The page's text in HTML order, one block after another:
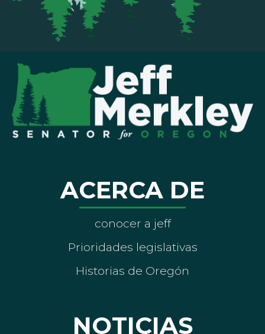
ACERCA DE
conocer a jeff
Prioridades legislativas
Historias de Oregón
NOTICIAS